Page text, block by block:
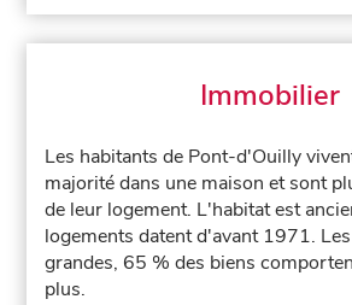
Immobilier
Les habitants de Pont-d'Ouilly
majorité dans une maison et sont
de leur logement. L'habitat est
logements datent d'avant 1971.
grandes, 65 % des biens
plus.